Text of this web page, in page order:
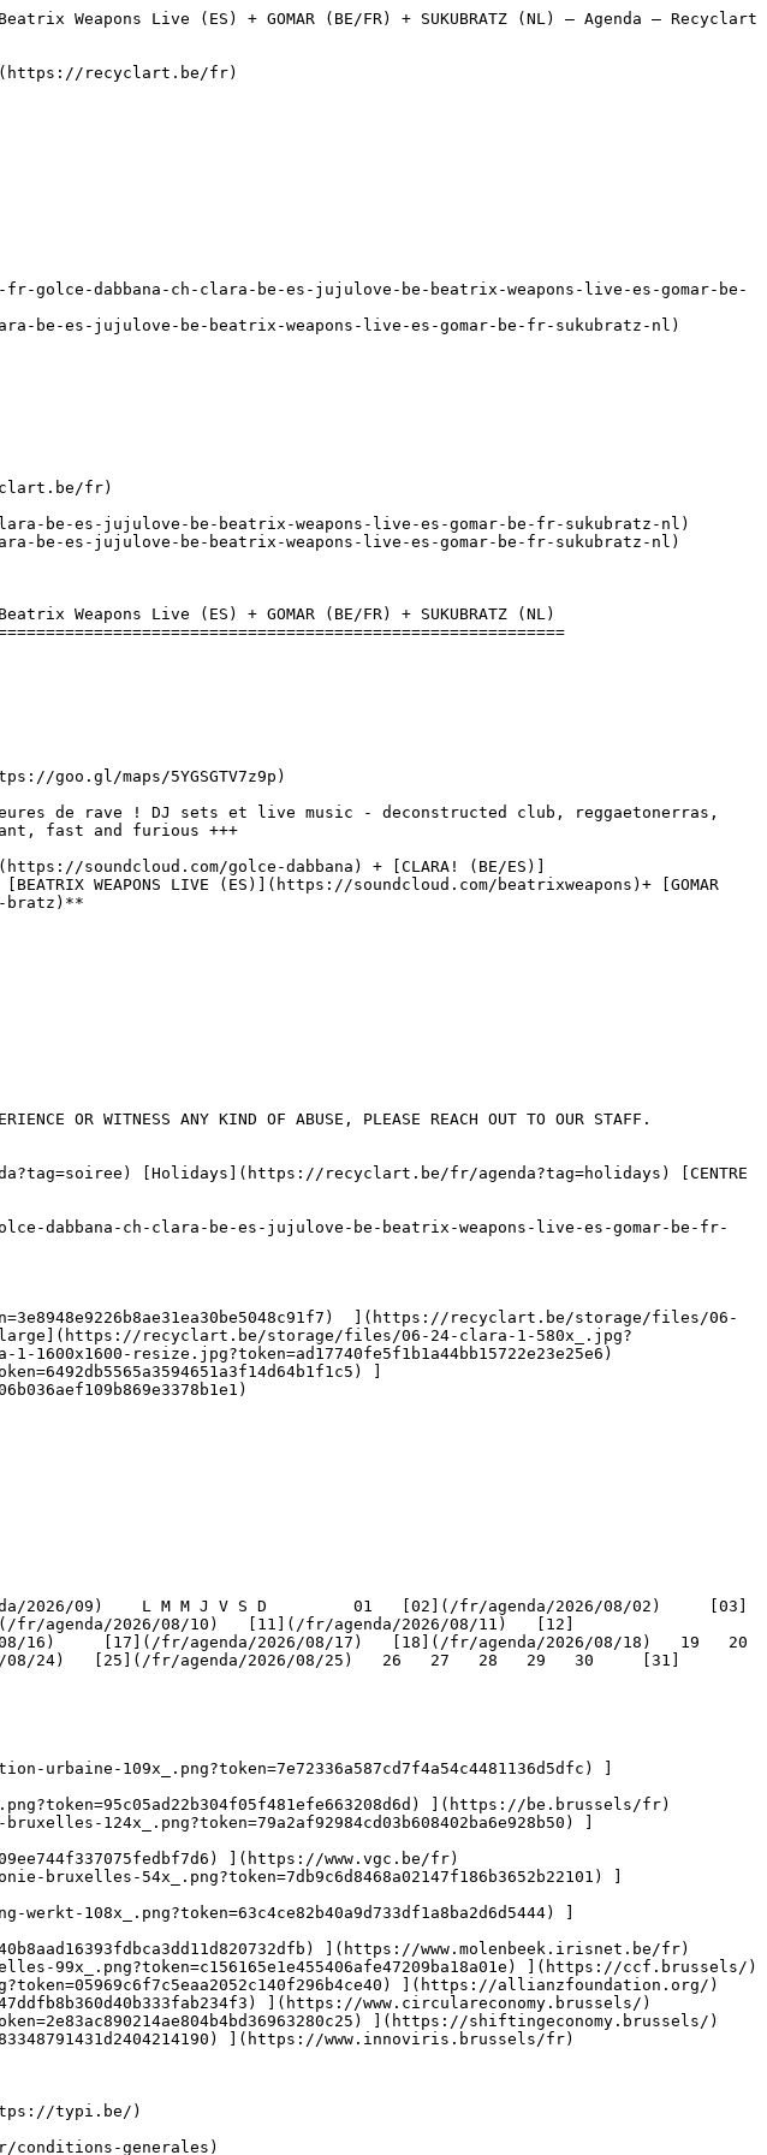
Weapons Live (ES) + GOMAR (BE/FR) + SUKUBRATZ (NL) – Agenda – Recyclart
be-es-jujulove-be-beatrix-weapons-live-es-gomar-be-fr-sukubratz-nl)
be-es-jujulove-be-beatrix-weapons-live-es-gomar-be-fr-sukubratz-nl)
Weapons Live (ES) + GOMAR (BE/FR) + SUKUBRATZ (NL)
goo.gl/maps/5YGSGTV7z9p)
fast and furious +++
soundcloud.com/golce-dabbana) + [CLARA! (BE/ES)]
WEAPONS LIVE (ES)](https://soundcloud.com/beatrixweapons)+ [GOMAR
bratz)**
OR WITNESS ANY KIND OF ABUSE, PLEASE REACH OUT TO OUR STAFF.
recyclart.be/storage/files/06-24-clara-1-580x_.jpg?
resize.jpg?token=ad17740fe5f1b1a44bb15722e23e25e6)
]
2026/08/10)   [11](/fr/agenda/2026/08/11)   [12]
16)     [17](/fr/agenda/2026/08/17)   [18](/fr/agenda/2026/08/18)   19   20
08/24)   [25](/fr/agenda/2026/08/25)   26   27   28   29   30     [31]
109x_.png?token=7e72336a587cd7f4a54c4481136d5dfc) ]
](https://be.brussels/fr)
124x_.png?token=79a2af92984cd03b608402ba6e928b50) ]
](https://www.vgc.be/fr)
54x_.png?token=7db9c6d8468a02147f186b3652b22101) ]
]
](https://www.molenbeek.irisnet.be/fr)
](https://ccf.brussels/)
](https://allianzfoundation.org/)
](https://www.circulareconomy.brussels/)
](https://shiftingeconomy.brussels/)
](https://www.innoviris.brussels/fr)